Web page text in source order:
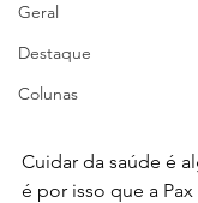
Geral
Destaque
Colunas
Cuidar da saúde é
é por isso que a